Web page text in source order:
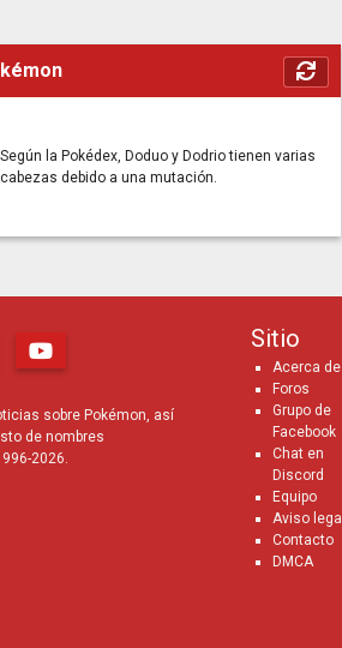
Según la Pokédex, Doduo y Dodrio tienen varias
cabezas debido a una mutación.
sobre Pokémon, así
de nombres
2026.
Sitio
Acerca de
Foros
Grupo de
Facebook
Chat en
Discord
Equipo
Aviso legal
Contacto
DMCA